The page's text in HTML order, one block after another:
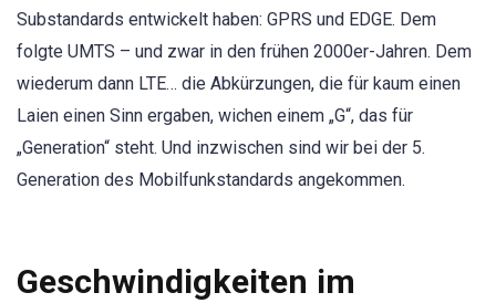
Substandards entwickelt haben: GPRS und EDGE. Dem
folgte UMTS – und zwar in den frühen 2000er-Jahren. Dem
wiederum dann LTE… die Abkürzungen, die für kaum einen
Laien einen Sinn ergaben, wichen einem „G“, das für
„Generation“ steht. Und inzwischen sind wir bei der 5.
Generation des Mobilfunkstandards angekommen.
Geschwindigkeiten im